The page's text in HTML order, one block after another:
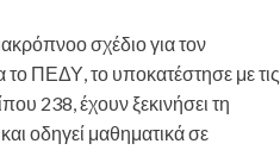
σχέδιο για τον
το ΠΕΔΥ, το υποκατέστησε με τις
238, έχουν ξεκινήσει τη
οδηγεί μαθηματικά σε